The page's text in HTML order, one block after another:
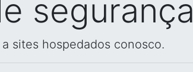
segurança
sites hospedados conosco.